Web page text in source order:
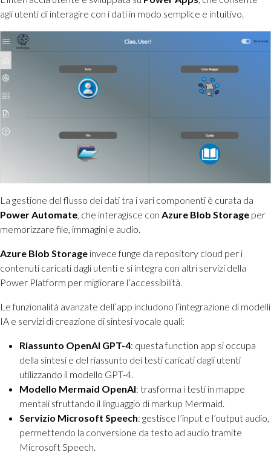
agli utenti di interagire con i dati in modo semplice e intuitivo.
La gestione del flusso dei dati tra i vari componenti è curata da
Power Automate, che interagisce con Azure Blob Storage per
memorizzare file, immagini e audio.
Azure Blob Storage invece funge da repository cloud per i
contenuti caricati dagli utenti e si integra con altri servizi della
Power Platform per migliorare l’accessibilità.
Le funzionalità avanzate dell’app includono l’integrazione di modelli
IA e servizi di creazione di sintesi vocale quali:
Riassunto OpenAI GPT-4: questa function app si occupa
della sintesi e del riassunto dei testi caricati dagli utenti
utilizzando il modello GPT-4.
Modello Mermaid OpenAI: trasforma i testi in mappe
mentali sfruttando il linguaggio di markup Mermaid.
Servizio Microsoft Speech: gestisce l’input e l’output audio,
permettendo la conversione da testo ad audio tramite
Microsoft Speech.